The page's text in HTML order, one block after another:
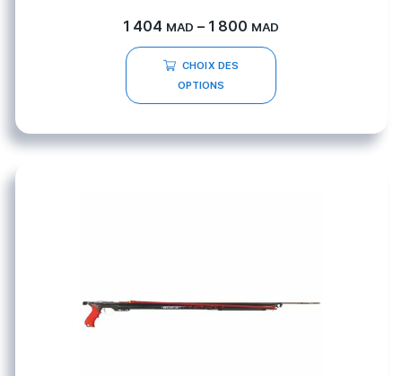
1 404 MAD – 1 800 MAD
CHOIX DES
OPTIONS